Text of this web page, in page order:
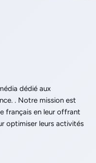
dédié aux
. Notre mission est
français en leur offrant
optimiser leurs activités